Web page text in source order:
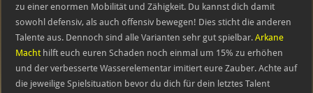
zu einer enormen Mobilität und Zähigkeit. Du kannst dich damit
sowohl defensiv, als auch offensiv bewegen! Dies sticht die anderen
Talente aus. Dennoch sind alle Varianten sehr gut spielbar.Arkane
Machthilft euch euren Schaden noch einmal um 15% zu erhöhen
und der verbesserte Wasserelementar imitiert eure Zauber. Achte auf
die jeweilige Spielsituation bevor du dich für dein letztes Talent